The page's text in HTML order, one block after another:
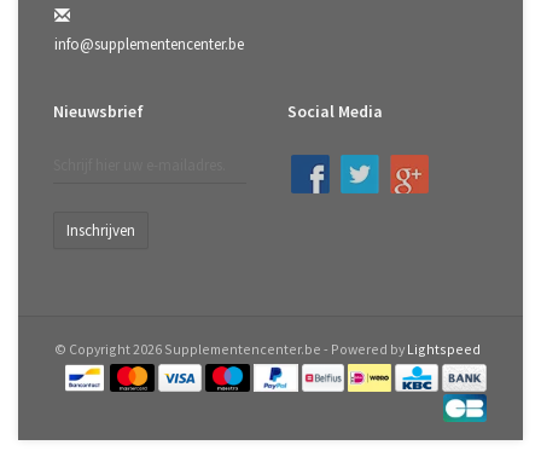
info@supplementencenter.be
Nieuwsbrief
Inschrijven
Social Media
© Copyright 2026 Supplementencenter.be - Powered by Lightspeed